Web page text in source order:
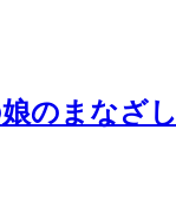
のまなざし